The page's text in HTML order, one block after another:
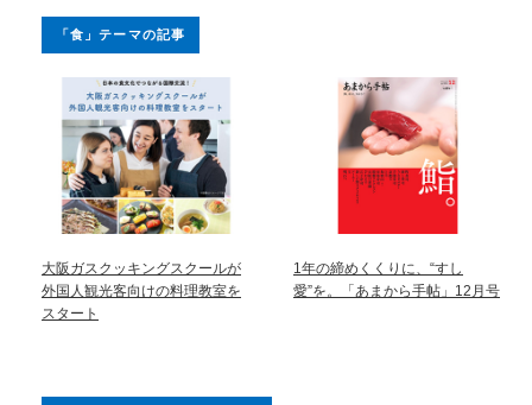
「食」テーマの記事
大阪ガスクッキングスクールが
外国人観光客向けの料理教室を
スタート
1年の締めくくりに、“すし
愛”を。「あまから手帖」12月号